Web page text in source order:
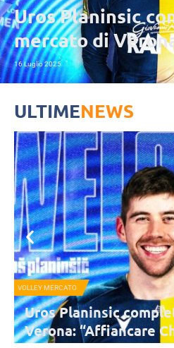
Uros Planinsic
mercato di
Christenson sarà
enorme”
16 Luglio 2025
ULTIMENEWS
VOLLEY MERCATO
Uros Planinsic
Verona: “Affiancare